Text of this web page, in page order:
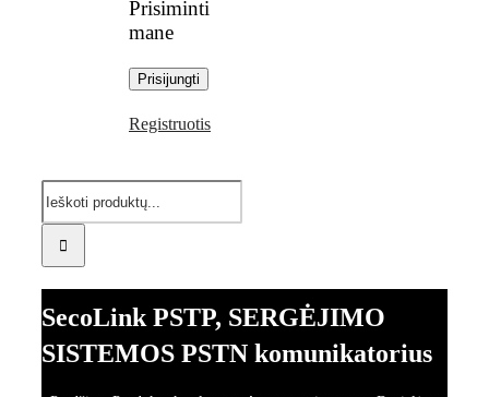
Prisiminti
mane
Registruotis
Search
for:
SecoLink PSTP, SERGĖJIMO
SISTEMOS PSTN komunikatorius